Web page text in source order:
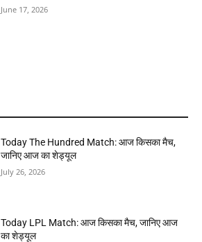
June 17, 2026
Today The Hundred Match: आज किसका मैच,
जानिए आज का शेड्यूल
July 26, 2026
Today LPL Match: आज किसका मैच, जानिए आज
का शेड्यूल